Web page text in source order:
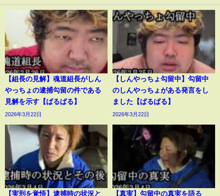
【組長の見解】魂道組長がしん
やっちょの逮捕勾留の件である
見解を示す【ぱるぱる】
2026年3月22日
【しんやっちょ勾留中】勾留中
のしんやっちょがある発言をし
ました【ぱるぱる】
2026年3月22日
【実刑を覚悟】逮捕時の状況と 【真実】勾留中の真実を語る